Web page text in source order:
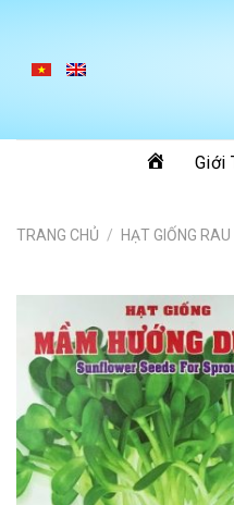
content
Giới
TRANG CHỦ / HẠT GIỐNG RAU